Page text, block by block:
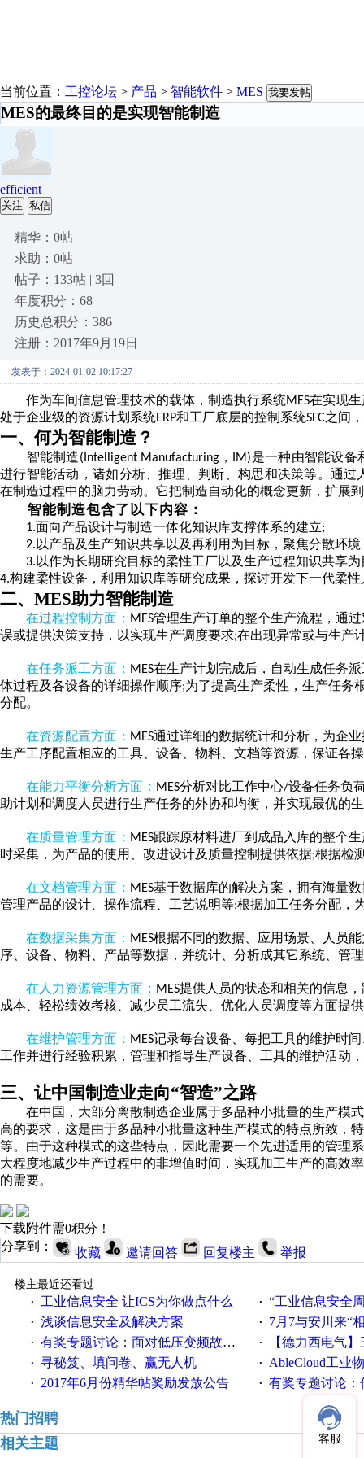
当前位置： 工控论坛 > 产品 > 智能软件 > MES 我要发帖
MES的最终目的是实现智能制造
efficient
关注 私信
精华：0帖
求助：0帖
帖子：133帖 | 3回
年度积分：68
历史总积分：386
注册：2017年9月19日
发表于：2024-01-02 10:17:27
作为车间信息管理技术的载体，制造执行系统MES在实现
处于企业级的资源计划系统ERP和工厂底层的控制系统SFC之间
一、何为智能制造？
智能制造(Intelligent Manufacturing， IM)是一种由智能设备
进行智能活动，诸如分析、推理、判断、构思和决策等。通
在制造过程中的脑力劳动。它把制造自动化的概念更新，扩展
智能制造包含了以下内容：
1.面向产品设计与制造一体化知识库支撑体系的建立;
2. 以产品及生产知识共享以及再利用为目标，聚焦分散环
3. 以作为长期研究目标的柔性工厂以及生产过程知识共享
4.构建柔性设备，利用知识库等研究成果，探讨开发下一代柔
二、 MES助力智能制造
在过程控制方面： MES管理生产订单的整个生产流程，通
误或提供决策支持，以实现生产调度要求;在出现异常或与生产
在任务派工方面： MES在生产计划完成后，自动生成任务
体过程及各设备的详细操作顺序;为了提高生产柔性，生产任务
分配。
在资源配置方面： MES通过详细的数据统计和分析，为企
生产工序配置相应的工具、设备、物料、文档等资源，保证各
在能力平衡分析方面： MES分析对比工作中心/设备任务负
助计划和调度人员进行生产任务的外协和均衡，并实现最优的
在质量管理方面： MES跟踪原材料进厂到成品入库的整个
时采集，为产品的使用、改进设计及质量控制提供依据;根据检
在文档管理方面： MES基于数据库的解决方案，拥有海量
管理产品的设计、操作流程、工艺说明等;根据加工任务分配，
在数据采集方面： MES根据不同的数据、应用场景、人员
序、设备、物料、产品等数据，并统计、分析成其它系统、管
在人力资源管理方面： MES提供人员的状态和相关的信息
成本、轻松绩效考核、减少员工流失、优化人员调度等方面提
在维护管理方面： MES记录每台设备、每把工具的维护时
工作并进行经验积累，管理和指导生产设备、工具的维护活动
三、 让中国制造业走向“智造”之路
在中国，大部分离散制造企业属于多品种小批量的生产模
高的要求，这是由于多品种小批量这种生产模式的特点所致，
等。由于这种模式的这些特点，因此需要一个先进适用的管理
大程度地减少生产过程中的非增值时间，实现加工生产的高效
的需要。
下载附件需0积分！
分享到：
收藏 邀请回答 回复楼主 举报
楼主最近还看过
·
工业信息安全 让ICS为你做点什么 · “工业信息安全周之我见”
· 浅谈信息安全及解决方案 · 7月7与安川来“
· 有奖专题讨论：面对低压变频故障，老手是这样解决的！ · 【德力西电气】三
· 寻秘笈、填问卷、赢无人机 · AbleCloud工业物联
· 2017年6月份精华帖奖励发放公告 · 有奖专题讨论：伺服选择
热门招聘
相关主题
客服